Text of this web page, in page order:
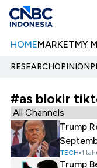
HOMEMARKETMY
RESEARCHOPINION
#as blokir
Trump
TECH 1
Trump